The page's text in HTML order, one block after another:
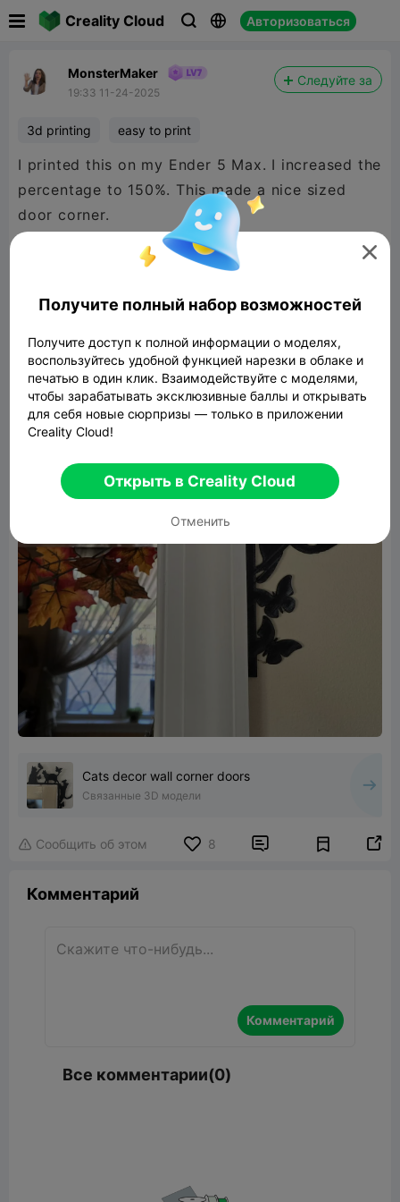
Creality Cloud   Авторизоваться
MonsterMaker
19:33 11-24-2025
Следуйте за
3d printing easy to print
I printed this on my Ender 5 Max. I increased the
percentage to 150%. This made a nice sized
door corner.
Cats decor wall corner doors
Связанные 3D модели
 Сообщить об этом 8  
Комментарий
Комментарий
Все комментарии(0)

Получите полный набор возможностей
Получите доступ к полной информации о моделях,
воспользуйтесь удобной функцией нарезки в облаке и
печатью в один клик. Взаимодействуйте с моделями,
чтобы зарабатывать эксклюзивные баллы и открывать
для себя новые сюрпризы — только в приложении
Creality Cloud!
Открыть в Creality Cloud
Отменить